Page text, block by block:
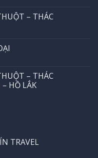
– THÁC
– THÁC
HỒ LẮK
TRAVEL